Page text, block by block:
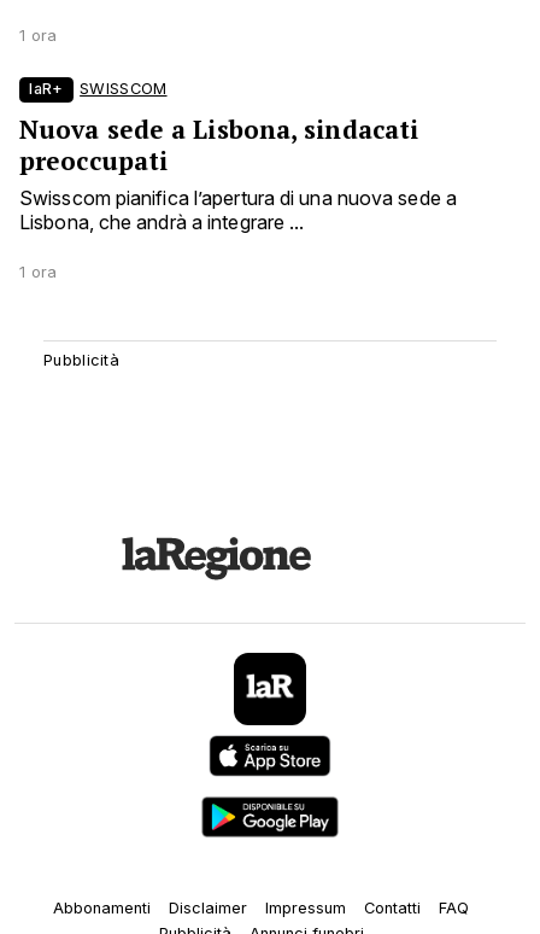
1 ora
laR+ SWISSCOM
Nuova sede a Lisbona, sindacati
preoccupati
Swisscom pianifica l’apertura di una nuova sede a
Lisbona, che andrà a integrare ...
1 ora
Abbonamenti Disclaimer Impressum Contatti
FAQ